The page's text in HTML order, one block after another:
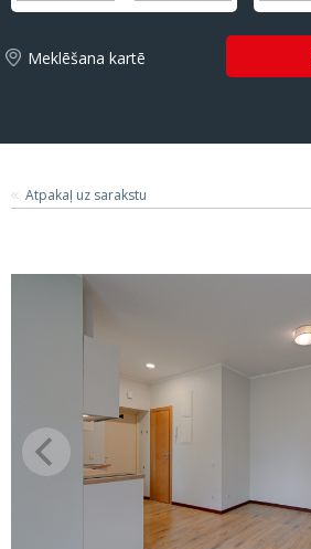
Meklēšana kartē
Atpakaļ uz sarakstu